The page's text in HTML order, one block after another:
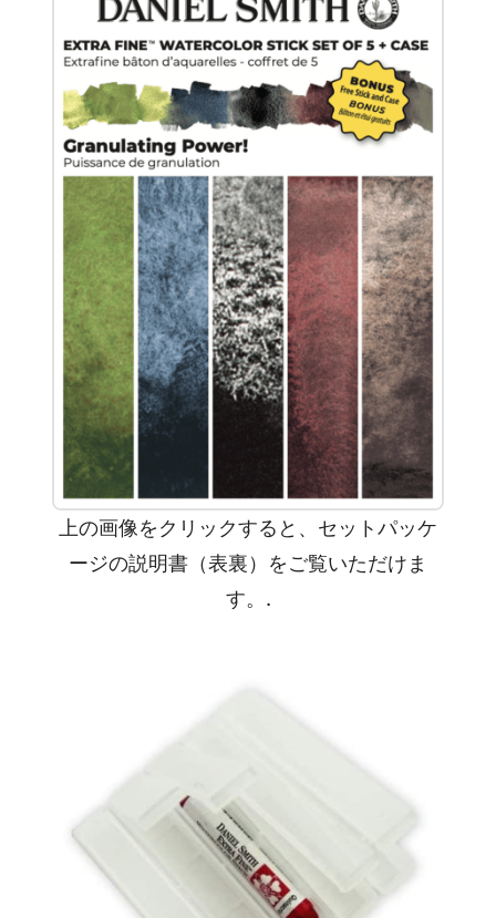
上の画像をクリックすると、セットパッケ
ージの説明書（表裏）をご覧いただけま
す。.